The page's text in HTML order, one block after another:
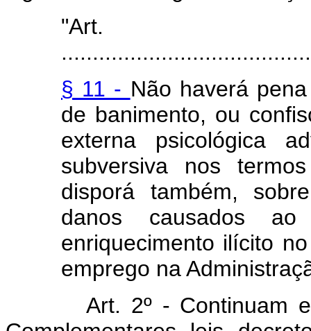
"Art.
§ 11 - Não haverá
de banimento, ou
externa psicológica
subversiva nos
disporá também,
danos causados
enriquecimento ilícito
emprego na
Art. 2º - Continuam em